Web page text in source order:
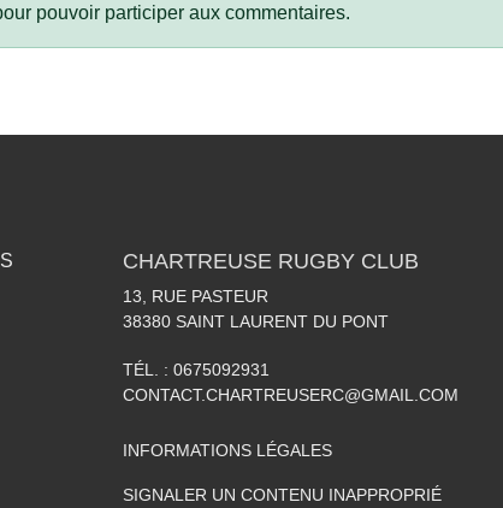
pouvoir participer aux commentaires.
CHARTREUSE RUGBY CLUB
13, RUE PASTEUR
38380 SAINT LAURENT DU PONT
TÉL. : 0675092931
CONTACT.CHARTREUSERC@GMAIL.COM
INFORMATIONS LÉGALES
SIGNALER UN CONTENU INAPPROPRIÉ